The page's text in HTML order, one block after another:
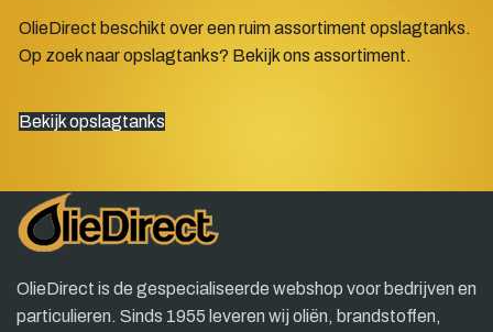
OlieDirect beschikt over een ruim assortiment opslagtanks.
Op zoek naar opslagtanks? Bekijk ons assortiment.
Bekijk opslagtanks
OlieDirect is de gespecialiseerde webshop voor bedrijven en
particulieren. Sinds 1955 leveren wij oliën, brandstoffen,